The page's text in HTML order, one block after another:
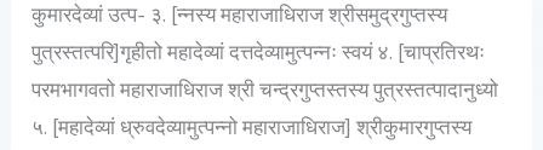
कुमारदेव्यां उत्प- ३. [न्नस्य महाराजाधिराज श्रीसमुद्रगुप्तस्य
पुत्रस्तत्परि]गृहीतो महादेव्यां दत्तदेव्यामुत्पन्नः स्वयं ४. [चाप्रतिरथः
परमभागवतो महाराजाधिराज श्री चन्द्रगुप्तस्तस्य पुत्रस्तत्पादानुध्यो
५. [महादेव्यां ध्रुवदेव्यामुत्पन्नो महाराजाधिराज] श्रीकुमारगुप्तस्य